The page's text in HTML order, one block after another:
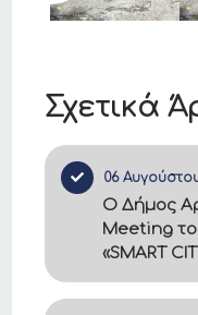
Σχετικά
06
Ο Δήμος
Meeting
«SMART